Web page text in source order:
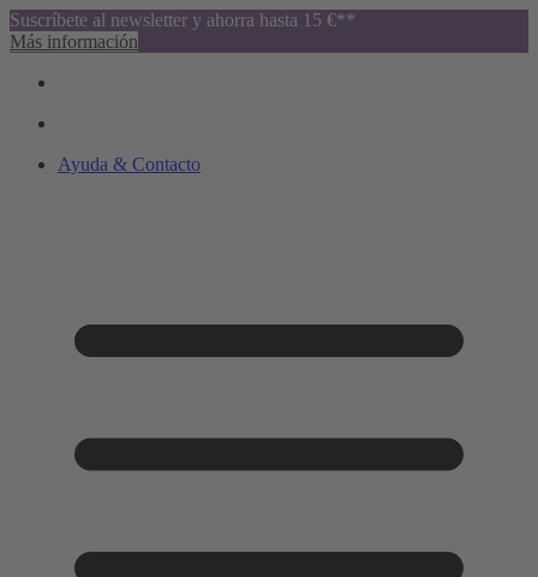
Suscríbete al newsletter y ahorra hasta 15 €**
Más información
Ayuda & Contacto